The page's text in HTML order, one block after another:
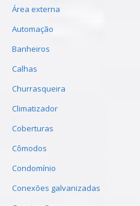
Área externa
Automação
Banheiros
Calhas
Churrasqueira
Climatizador
Coberturas
Cômodos
Condomínio
Conexões galvanizadas